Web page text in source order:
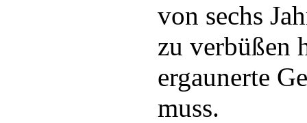
von sechs
zu verbüßen
ergaunerte
muss.